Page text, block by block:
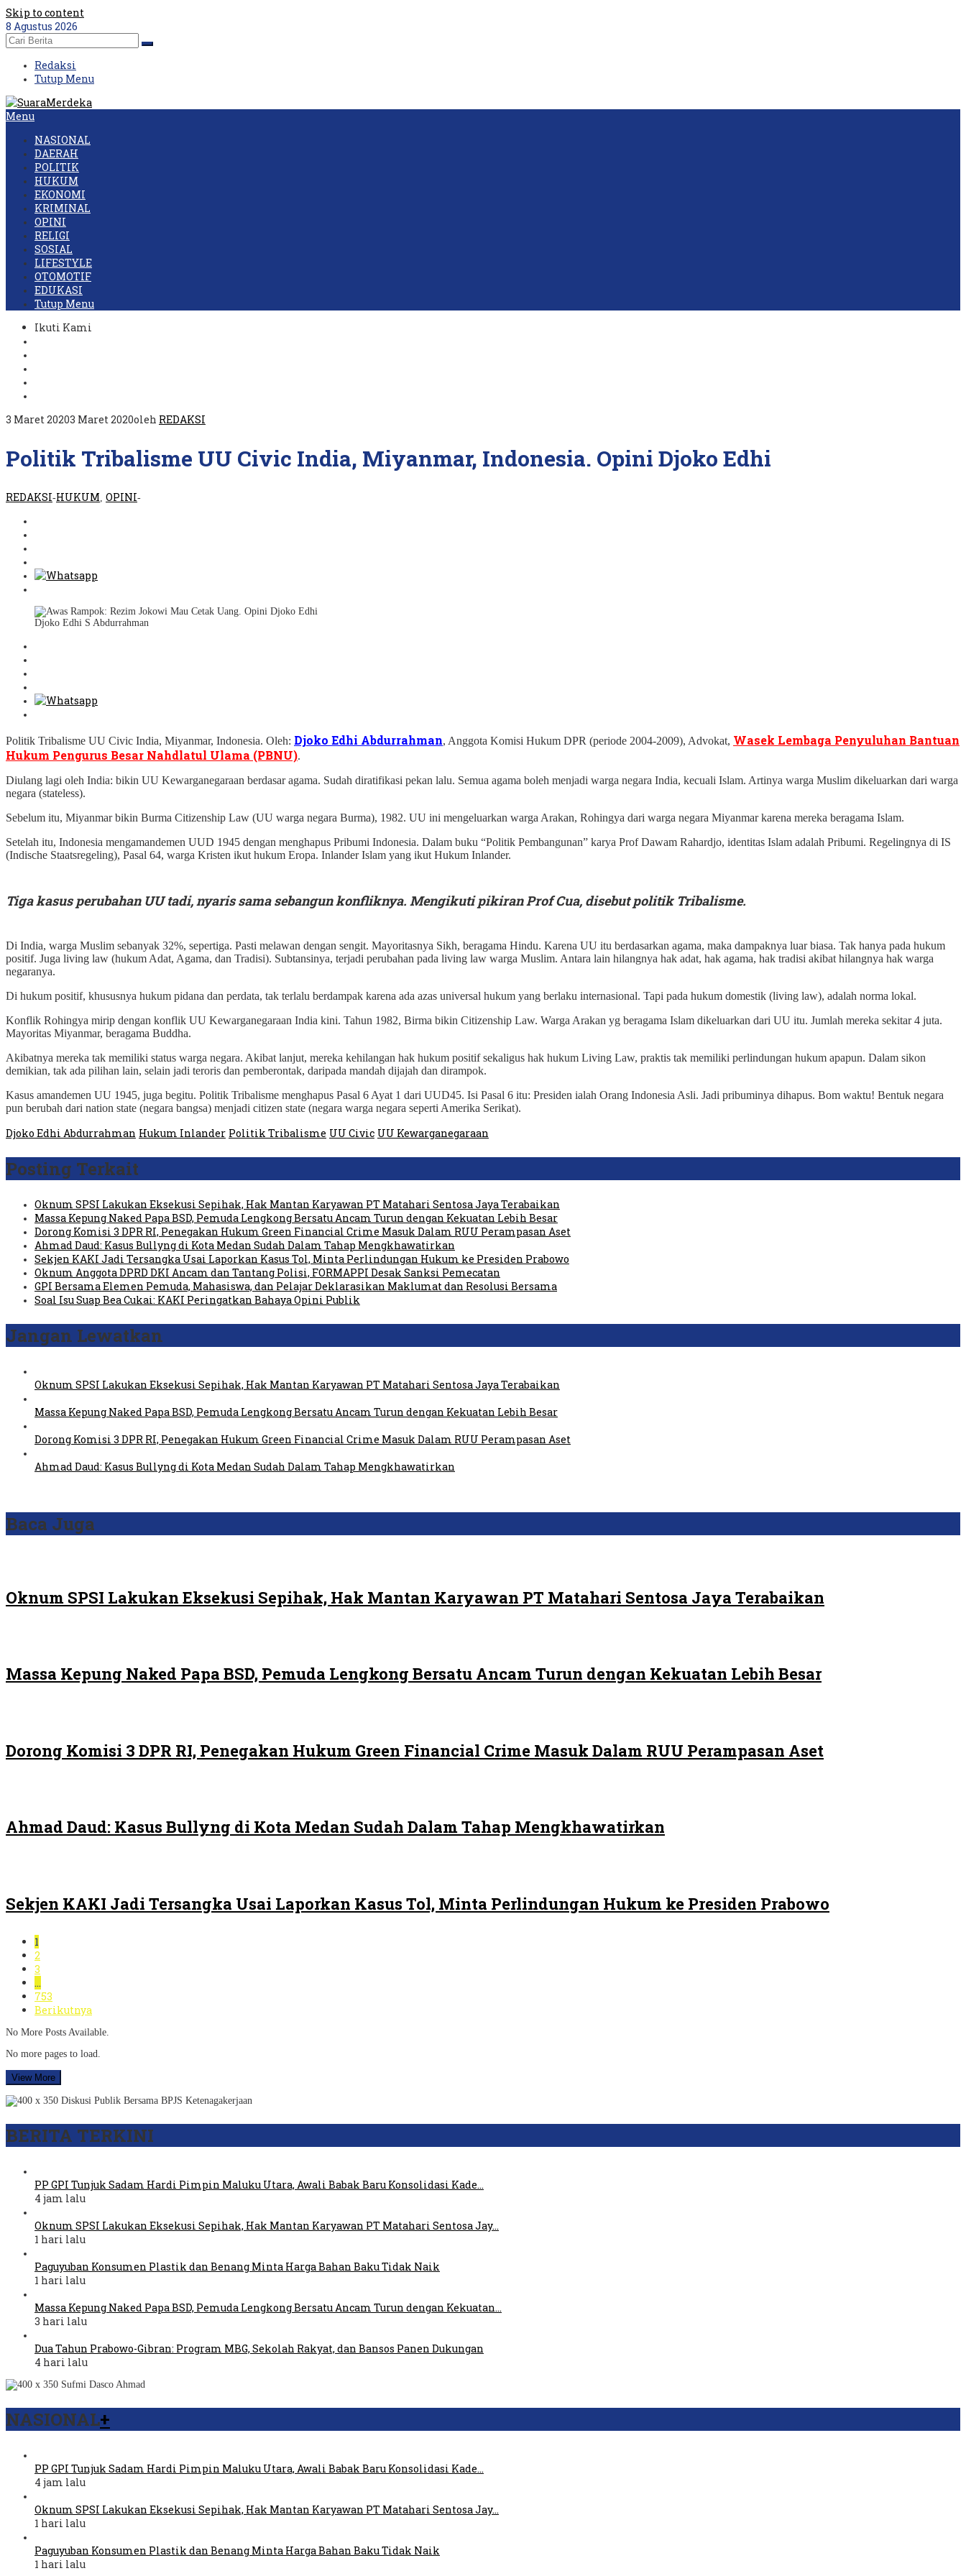
Skip to content
8 Agustus 2026
Redaksi
Tutup Menu
Menu
NASIONAL
DAERAH
POLITIK
HUKUM
EKONOMI
KRIMINAL
OPINI
RELIGI
SOSIAL
LIFESTYLE
OTOMOTIF
EDUKASI
Tutup Menu
Ikuti Kami
3 Maret 20203 Maret 2020oleh REDAKSI
Politik Tribalisme UU Civic India, Miyanmar, Indonesia. Opini Djoko Edhi
REDAKSI-HUKUM OPINI-
Djoko Edhi S Abdurrahman
Politik Tribalisme UU Civic India, Miyanmar, Indonesia. Oleh: Djoko Edhi Abdurrahman, Anggota Komisi Hukum DPR (periode 2004-2009), Advokat, Wasek Lembaga Penyuluhan Bantuan
Hukum Pengurus Besar Nahdlatul Ulama (PBNU).
Diulang lagi oleh India: bikin UU Kewarganegaraan berdasar agama. Sudah diratifikasi pekan lalu. Semua agama boleh menjadi warga negara India, kecuali Islam. Artinya warga Muslim dikeluarkan dari warga
negara (stateless).
Sebelum itu, Miyanmar bikin Burma Citizenship Law (UU warga negara Burma), 1982. UU ini mengeluarkan warga Arakan, Rohingya dari warga negara Miyanmar karena mereka beragama Islam.
Setelah itu, Indonesia mengamandemen UUD 1945 dengan menghapus Pribumi Indonesia. Dalam buku “Politik Pembangunan” karya Prof Dawam Rahardjo, identitas Islam adalah Pribumi. Regelingnya di IS
(Indische Staatsregeling), Pasal 64, warga Kristen ikut hukum Eropa. Inlander Islam yang ikut Hukum Inlander.
Tiga kasus perubahan UU tadi, nyaris sama sebangun konfliknya. Mengikuti pikiran Prof Cua, disebut politik Tribalisme.
Di India, warga Muslim sebanyak 32%, sepertiga. Pasti melawan dengan sengit. Mayoritasnya Sikh, beragama Hindu. Karena UU itu berdasarkan agama, maka dampaknya luar biasa. Tak hanya pada hukum
positif. Juga living law (hukum Adat, Agama, dan Tradisi). Subtansinya, terjadi perubahan pada living law warga Muslim. Antara lain hilangnya hak adat, hak agama, hak tradisi akibat hilangnya hak warga
negaranya.
Di hukum positif, khususnya hukum pidana dan perdata, tak terlalu berdampak karena ada azas universal hukum yang berlaku internasional. Tapi pada hukum domestik (living law), adalah norma lokal.
Konflik Rohingya mirip dengan konflik UU Kewarganegaraan India kini. Tahun 1982, Birma bikin Citizenship Law. Warga Arakan yg beragama Islam dikeluarkan dari UU itu. Jumlah mereka sekitar 4 juta.
Mayoritas Miyanmar, beragama Buddha.
Akibatnya mereka tak memiliki status warga negara. Akibat lanjut, mereka kehilangan hak hukum positif sekaligus hak hukum Living Law, praktis tak memiliki perlindungan hukum apapun. Dalam sikon
demikian, tak ada pilihan lain, selain jadi teroris dan pemberontak, daripada mandah dijajah dan dirampok.
Kasus amandemen UU 1945, juga begitu. Politik Tribalisme menghapus Pasal 6 Ayat 1 dari UUD45. Isi Pasal 6 itu: Presiden ialah Orang Indonesia Asli. Jadi pribuminya dihapus. Bom waktu! Bentuk negara
pun berubah dari nation state (negara bangsa) menjadi citizen state (negara warga negara seperti Amerika Serikat).
Djoko Edhi Abdurrahman Hukum Inlander Politik Tribalisme UU Civic UU Kewarganegaraan
Posting Terkait
Oknum SPSI Lakukan Eksekusi Sepihak, Hak Mantan Karyawan PT Matahari Sentosa Jaya Terabaikan
Massa Kepung Naked Papa BSD, Pemuda Lengkong Bersatu Ancam Turun dengan Kekuatan Lebih Besar
Dorong Komisi 3 DPR RI, Penegakan Hukum Green Financial Crime Masuk Dalam RUU Perampasan Aset
Ahmad Daud: Kasus Bullyng di Kota Medan Sudah Dalam Tahap Mengkhawatirkan
Sekjen KAKI Jadi Tersangka Usai Laporkan Kasus Tol, Minta Perlindungan Hukum ke Presiden Prabowo
Oknum Anggota DPRD DKI Ancam dan Tantang Polisi, FORMAPPI Desak Sanksi Pemecatan
GPI Bersama Elemen Pemuda, Mahasiswa, dan Pelajar Deklarasikan Maklumat dan Resolusi Bersama
Soal Isu Suap Bea Cukai: KAKI Peringatkan Bahaya Opini Publik
Jangan Lewatkan
Oknum SPSI Lakukan Eksekusi Sepihak, Hak Mantan Karyawan PT Matahari Sentosa Jaya Terabaikan
Massa Kepung Naked Papa BSD, Pemuda Lengkong Bersatu Ancam Turun dengan Kekuatan Lebih Besar
Dorong Komisi 3 DPR RI, Penegakan Hukum Green Financial Crime Masuk Dalam RUU Perampasan Aset
Ahmad Daud: Kasus Bullyng di Kota Medan Sudah Dalam Tahap Mengkhawatirkan
Baca Juga
Oknum SPSI Lakukan Eksekusi Sepihak, Hak Mantan Karyawan PT Matahari Sentosa Jaya Terabaikan
Massa Kepung Naked Papa BSD, Pemuda Lengkong Bersatu Ancam Turun dengan Kekuatan Lebih Besar
Dorong Komisi 3 DPR RI, Penegakan Hukum Green Financial Crime Masuk Dalam RUU Perampasan Aset
Ahmad Daud: Kasus Bullyng di Kota Medan Sudah Dalam Tahap Mengkhawatirkan
Sekjen KAKI Jadi Tersangka Usai Laporkan Kasus Tol, Minta Perlindungan Hukum ke Presiden Prabowo
1
2
3
…
753
Berikutnya
No More Posts Available.
No more pages to load.
View More
BERITA TERKINI
PP GPI Tunjuk Sadam Hardi Pimpin Maluku Utara, Awali Babak Baru Konsolidasi Kade…
4 jam lalu
Oknum SPSI Lakukan Eksekusi Sepihak, Hak Mantan Karyawan PT Matahari Sentosa Jay…
1 hari lalu
Paguyuban Konsumen Plastik dan Benang Minta Harga Bahan Baku Tidak Naik
1 hari lalu
Massa Kepung Naked Papa BSD, Pemuda Lengkong Bersatu Ancam Turun dengan Kekuatan…
3 hari lalu
Dua Tahun Prabowo-Gibran: Program MBG, Sekolah Rakyat, dan Bansos Panen Dukungan
4 hari lalu
NASIONAL+
PP GPI Tunjuk Sadam Hardi Pimpin Maluku Utara, Awali Babak Baru Konsolidasi Kade…
4 jam lalu
Oknum SPSI Lakukan Eksekusi Sepihak, Hak Mantan Karyawan PT Matahari Sentosa Jay…
1 hari lalu
Paguyuban Konsumen Plastik dan Benang Minta Harga Bahan Baku Tidak Naik
1 hari lalu